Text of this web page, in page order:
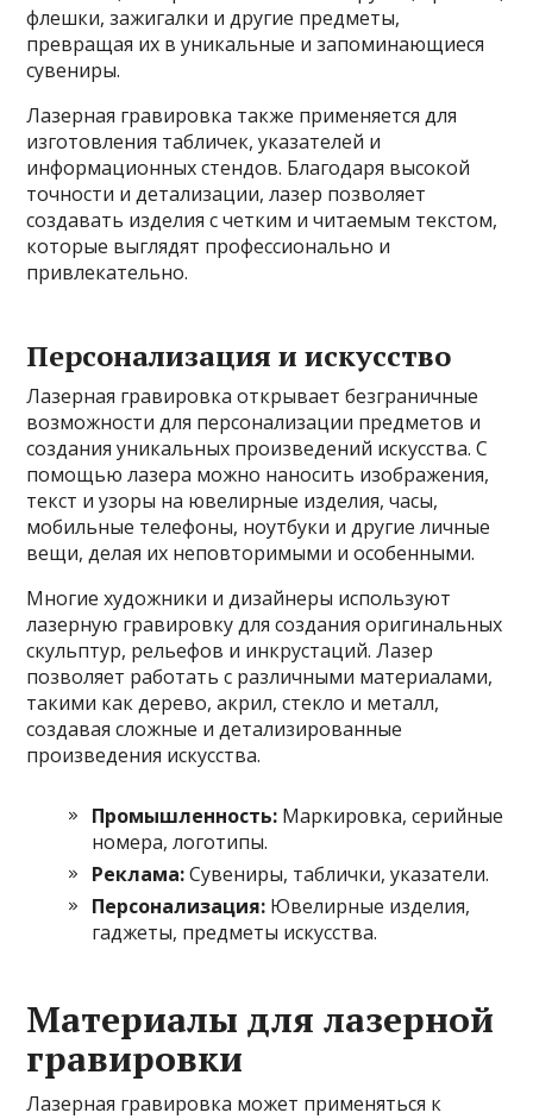
флешки, зажигалки и другие предметы,
превращая их в уникальные и запоминающиеся
сувениры.
Лазерная гравировка также применяется для
изготовления табличек, указателей и
информационных стендов. Благодаря высокой
точности и детализации, лазер позволяет
создавать изделия с четким и читаемым текстом,
которые выглядят профессионально и
привлекательно.
Персонализация и искусство
Лазерная гравировка открывает безграничные
возможности для персонализации предметов и
создания уникальных произведений искусства. С
помощью лазера можно наносить изображения,
текст и узоры на ювелирные изделия, часы,
мобильные телефоны, ноутбуки и другие личные
вещи, делая их неповторимыми и особенными.
Многие художники и дизайнеры используют
лазерную гравировку для создания оригинальных
скульптур, рельефов и инкрустаций. Лазер
позволяет работать с различными материалами,
такими как дерево, акрил, стекло и металл,
создавая сложные и детализированные
произведения искусства.
Промышленность: Маркировка, серийные
номера, логотипы.
Реклама:Сувениры, таблички, указатели.
Персонализация: Ювелирные изделия,
гаджеты, предметы искусства.
Материалы для лазерной
гравировки
Лазерная гравировка может применяться к